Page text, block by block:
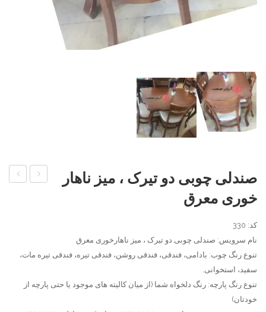
راش
صندلی چوبی دو تیرک ، میز ناهار
خوری معرق
کد: 330
نام سرویس: صندلی چوبی دو تیرک ، میز ناهارخوری معرق
تنوع رنگ چوب: بادامی، فندقی، فندقی روشن، فندقی تیره، فندقی تیره مات،
سفید، استخوانی.
تنوع رنگ پارچه: رنگ دلخواه شما (از میان کالیته های موجود یا حتی پارچه از
خودتان)